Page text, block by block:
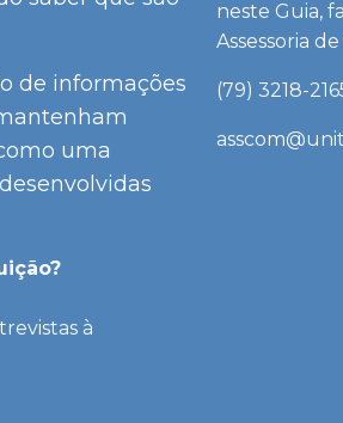
de informações
uma
à
neste Guia,
Assessoria
(79) 3218-